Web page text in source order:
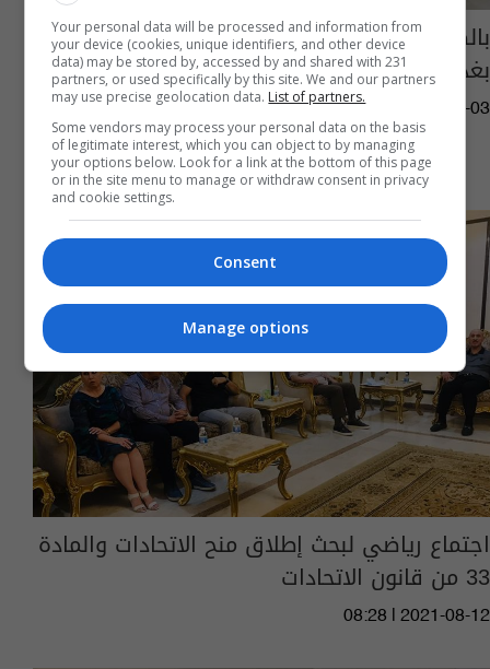
بالصور.. وفد منتخبنا الوطني يصل إلى مطار
بغداد قبل الطيران الى الدوحة
04:45 | 2021-09-03
اجتماع رياضي لبحث إطلاق منح الاتحادات والمادة
33 من قانون الاتحادات
08:28 | 2021-08-12
Your personal data will be processed and information from
your device (cookies, unique identifiers, and other device
data) may be stored by, accessed by and shared with 231
partners, or used specifically by this site. We and our partners
may use precise geolocation data. List of partners.
Some vendors may process your personal data on the basis
of legitimate interest, which you can object to by managing
your options below. Look for a link at the bottom of this page
or in the site menu to manage or withdraw consent in privacy
and cookie settings.
Consent
Manage options